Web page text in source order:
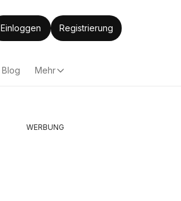
Einloggen Registrierung
Blog Mehr
WERBUNG